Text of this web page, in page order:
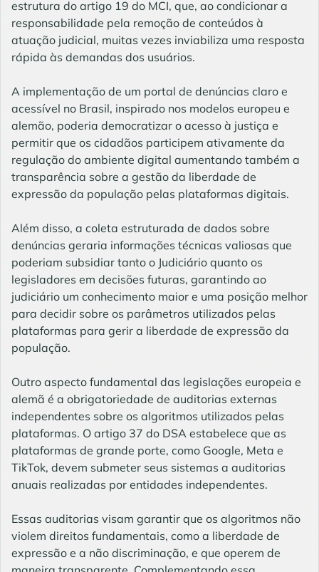
estrutura do artigo 19 do MCI, que, ao condicionar a
responsabilidade pela remoção de conteúdos à
atuação judicial, muitas vezes inviabiliza uma resposta
rápida às demandas dos usuários.
A implementação de um portal de denúncias claro e
acessível no Brasil, inspirado nos modelos europeu e
alemão, poderia democratizar o acesso à justiça e
permitir que os cidadãos participem ativamente da
regulação do ambiente digital aumentando também a
transparência sobre a gestão da liberdade de
expressão da população pelas plataformas digitais.
Além disso, a coleta estruturada de dados sobre
denúncias geraria informações técnicas valiosas que
poderiam subsidiar tanto o Judiciário quanto os
legisladores em decisões futuras, garantindo ao
judiciário um conhecimento maior e uma posição melhor
para decidir sobre os parâmetros utilizados pelas
plataformas para gerir a liberdade de expressão da
população.
Outro aspecto fundamental das legislações europeia e
alemã é a obrigatoriedade de auditorias externas
independentes sobre os algoritmos utilizados pelas
plataformas. O artigo 37 do DSA estabelece que as
plataformas de grande porte, como Google, Meta e
TikTok, devem submeter seus sistemas a auditorias
anuais realizadas por entidades independentes.
Essas auditorias visam garantir que os algoritmos não
violem direitos fundamentais, como a liberdade de
expressão e a não discriminação, e que operem de